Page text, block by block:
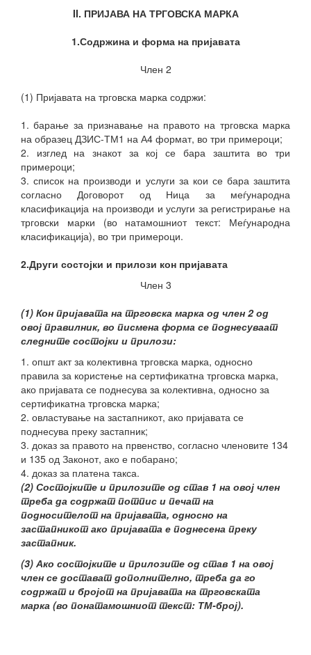
II. ПРИЈАВА НА ТРГОВСКА МАРКА
1.Содржина и форма на пријавата
Член 2
(1) Пријавата на трговска марка содржи:
1. барање за признавање на правото на трговска марка
на образец ДЗИС-ТМ1 на А4 формат, во три примероци;
2. изглед на знакот за кој се бара заштита во три
примероци;
3. список на производи и услуги за кои се бара заштита
согласно Договорот од Ница за меѓународна
класификација на производи и услуги за регистрирање на
трговски марки (во натамошниот текст: Меѓународна
класификација), во три примероци.
2.Други состојки и прилози кон пријавата
Член 3
(1) Кон пријавата на трговска марка од член 2 од
овој правилник, во писмена форма се поднесуваат
следните состојки и прилози:
1. општ акт за колективна трговска марка, односно
правила за користење на сертификатна трговска марка,
ако пријавата се поднесува за колективна, односно за
сертификатна трговска марка;
2. овластување на застапникот, ако пријавата се
поднесува преку застапник;
3. доказ за правото на првенство, согласно членовите 134
и 135 од Законот, ако е побарано;
4. доказ за платена такса.
(2) Состојките и прилозите од став 1 на овој член
треба да содржат потпис и печат на
подносителот на пријавата, односно на
застапникот ако пријавата е поднесена преку
застапник.
(3) Ако состојките и прилозите од став 1 на овој
член се достават дополнително, треба да го
содржат и бројот на пријавата на трговската
марка (во понатамошниот текст: ТМ-број).